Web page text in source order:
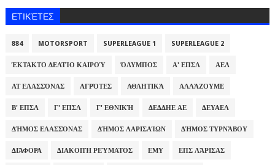
ΕΤΙΚΈΤΕΣ
884 MOTORSPORT SUPERLEAGUE 1 SUPERLEAGUE 2
ΈΚΤΑΚΤΟ ΔΕΛΤΊΟ ΚΑΙΡΟΎ ΌΛΥΜΠΟΣ Α' ΕΠΣΛ ΑΕΛ
ΑΤ ΕΛΑΣΣΌΝΑΣ ΑΓΡΌΤΕΣ ΑΘΛΗΤΙΚΆ ΑΛΛΆΖΟΥΜΕ
Β' ΕΠΣΛ Γ' ΕΠΣΛ Γ' ΕΘΝΙΚΉ ΔΕΔΔΗΕ ΑΕ ΔΕΥΑΕΛ
ΔΉΜΟΣ ΕΛΑΣΣΌΝΑΣ ΔΉΜΟΣ ΛΑΡΙΣΑΊΩΝ ΔΉΜΟΣ ΤΥΡΝΆΒΟΥ
ΔΙΆΦΟΡΑ ΔΙΑΚΟΠΉ ΡΕΎΜΑΤΟΣ ΕΜΥ ΕΠΣ ΛΆΡΙΣΑΣ